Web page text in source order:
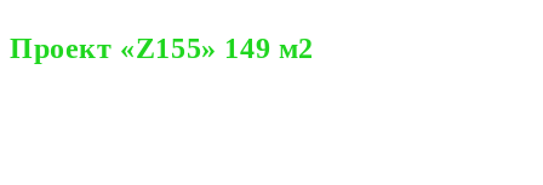
Проект «Z155» 149 м2